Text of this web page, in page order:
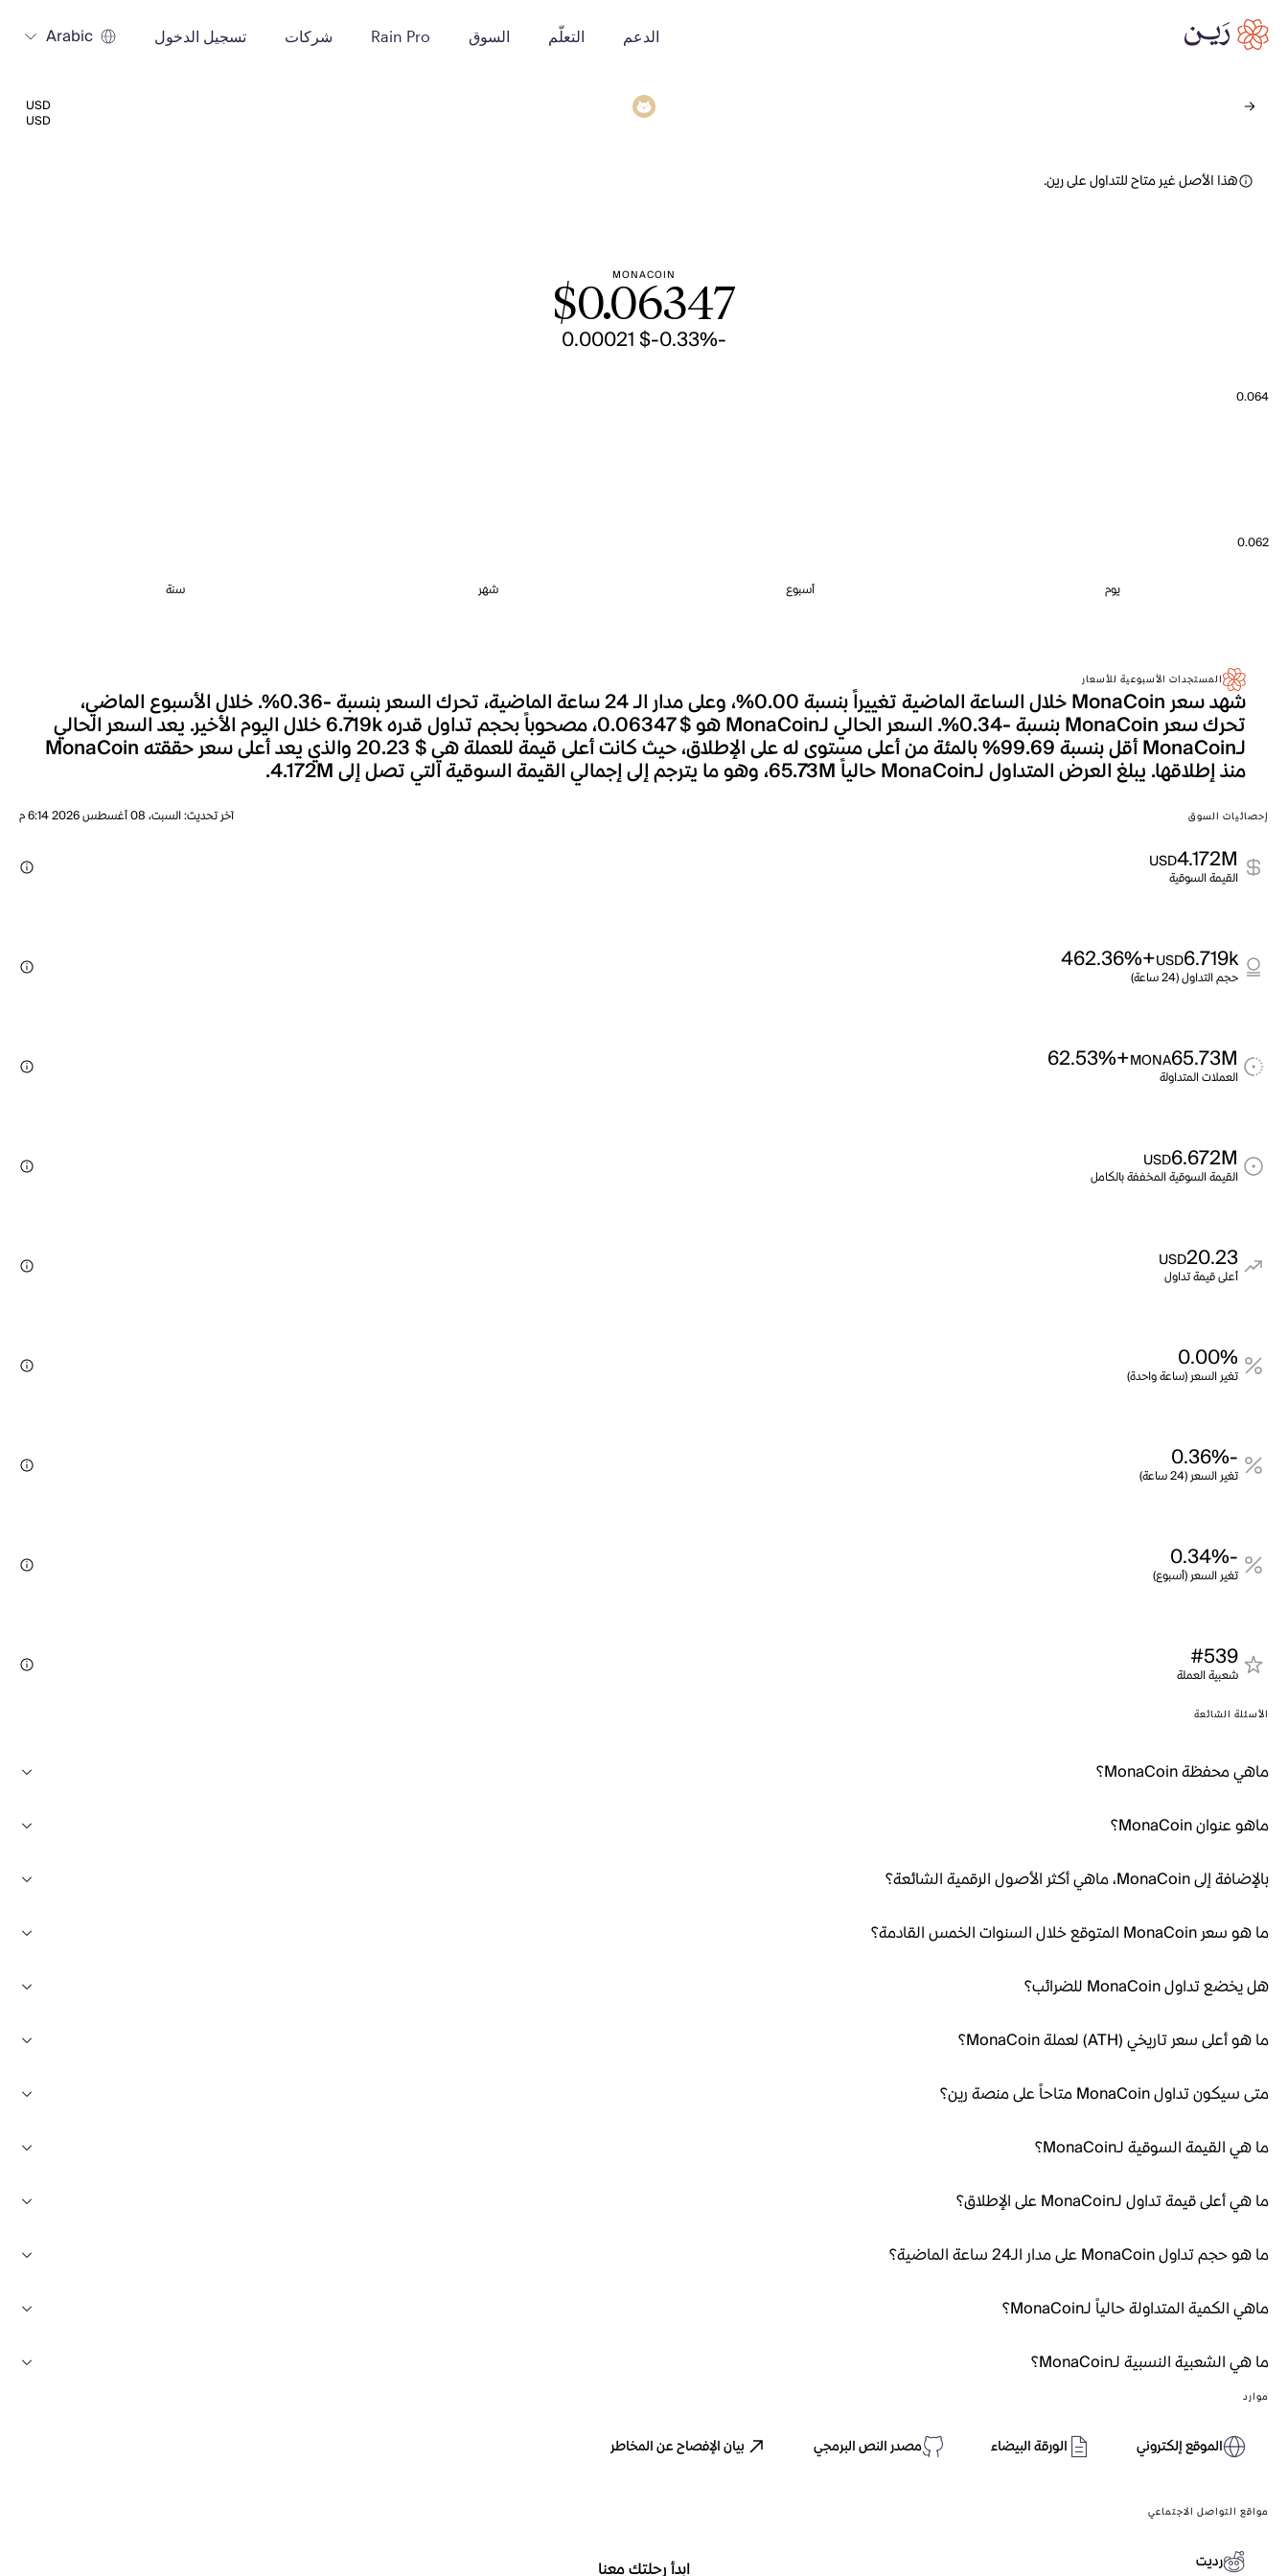
الدعم التعلّم السوق Rain Pro شركات تسجيل الدخول Arabic
USD
USD
هذا الأصل غير متاح للتداول على رين.
MONACOIN
$0.06347
-0.33%
-$ 0.00021
0.064
0.062
يوم أسبوع شهر سنة
المستجدات الأسبوعية للأسعار
شهد سعر MonaCoin خلال الساعة الماضية تغييراً بنسبة 0.00%، وعلى مدار الـ 24 ساعة الماضية، تحرك السعر بنسبة -0.36%. خلال الأسبوع الماضي،
تحرك سعر MonaCoin بنسبة -0.34%. السعر الحالي لـMonaCoin هو $ 0.06347، مصحوباً بحجم تداول قدره 6.719k خلال اليوم الأخير. يعد السعر الحالي
لـMonaCoin أقل بنسبة 99.69% بالمئة من أعلى مستوى له على الإطلاق، حيث كانت أعلى قيمة للعملة هي $ 20.23 والذي يعد أعلى سعر حققته MonaCoin
منذ إطلاقها. يبلغ العرض المتداول لـMonaCoin حالياً 65.73M، وهو ما يترجم إلى إجمالي القيمة السوقية التي تصل إلى 4.172M.
إحصائيات السوق آخر تحديث:السبت، 08 أغسطس 2026 6:14 م
4.172M
USD
القيمة السوقية
6.719k
USD
+462.36%
حجم التداول (24 ساعة)
65.73M
MONA
+62.53%
العملات المتداولة
6.672M
USD
القيمة السوقية المخففة بالكامل
20.23
USD
أعلى قيمة تداول
0.00%
تغير السعر (ساعة واحدة)
-0.36%
تغير السعر (24 ساعة)
-0.34%
تغير السعر (أسبوع)
#539
شعبية العملة
الأسئلة الشائعة
ماهي محفظة MonaCoin؟
ماهو عنوان MonaCoin؟
بالإضافة إلى MonaCoin، ماهي أكثر الأصول الرقمية الشائعة؟
ما هو سعر MonaCoin المتوقع خلال السنوات الخمس القادمة؟
هل يخضع تداول MonaCoin للضرائب؟
ما هو أعلى سعر تاريخي (ATH) لعملة MonaCoin؟
متى سيكون تداول MonaCoin متاحاً على منصة رين؟
ما هي القيمة السوقية لـMonaCoin؟
ما هي أعلى قيمة تداول لـMonaCoin على الإطلاق؟
ما هو حجم تداول MonaCoin على مدار الـ24 ساعة الماضية؟
ماهي الكمية المتداولة حالياً لـMonaCoin؟
ما هي الشعبية النسبية لـMonaCoin؟
موارد
الموقع إلكتروني الورقة البيضاء مصدر النص البرمجي بيان الإفصاح عن المخاطر
مواقع التواصل الاجتماعي
رديت ابدأ رحلتك معنا